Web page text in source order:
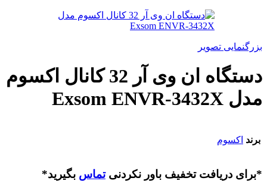
بزرگنمایی تصویر
دستگاه ان وی آر 32 کانال اکسوم
مدل Exsom ENVR-3432X
برند اکسوم
*برای دریافت تخفیف باور نکردنیتماس بگیرید*